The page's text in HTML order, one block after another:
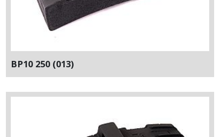
BP10 250 (013)